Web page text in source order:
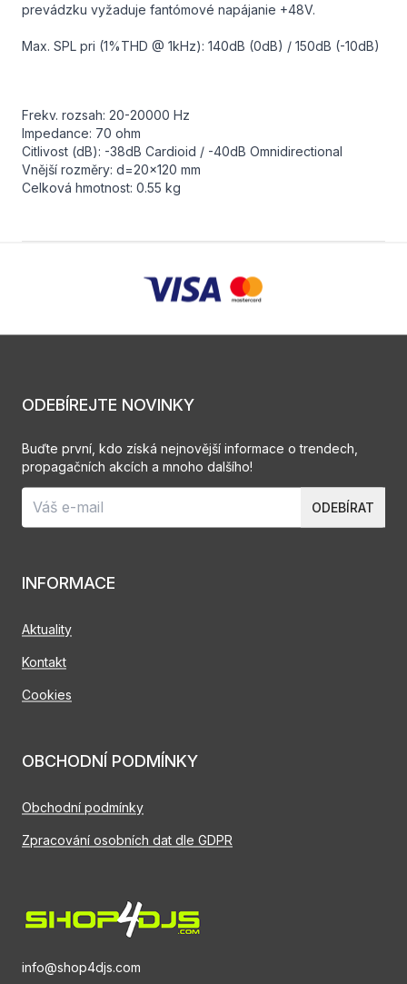
prevádzku vyžaduje fantómové napájanie +48V.
Max. SPL pri (1%THD @ 1kHz): 140dB (0dB) / 150dB (-10dB)
Frekv. rozsah: 20-20000 Hz
Impedance: 70 ohm
Citlivost (dB): -38dB Cardioid / -40dB Omnidirectional
Vnější rozměry: d=20x120 mm
Celková hmotnost: 0.55 kg
info@shop4djs.com
INFORMACE
Aktuality
Kontakt
Cookies
OBCHODNÍ PODMÍNKY
Obchodní podmínky
Zpracování osobních dat dle GDPR
ODEBÍREJTE NOVINKY
Buďte první, kdo získá nejnovější informace o trendech,
propagačních akcích a mnoho dalšího!
ODEBÍRAT